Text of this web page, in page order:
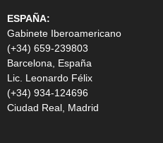
ESPAÑA:
Gabinete Iberoamericano
(+34) 659-239803
Barcelona, España
Lic. Leonardo Félix
(+34) 934-124696
Ciudad Real, Madrid